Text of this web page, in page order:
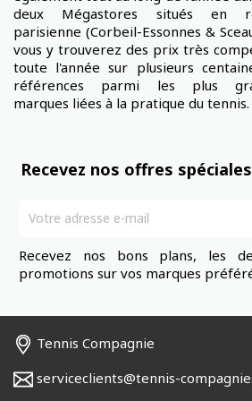
deux Mégastores situés en
parisienne (Corbeil-Essonnes &
vous y trouverez des prix très
toute l'année sur plusieurs
références parmi les plus
marques liées à la pratique du tennis.
Recevez nos offres spéciales
Recevez nos bons plans, les
promotions sur vos marques
Tennis Compagnie
serviceclients@tennis-